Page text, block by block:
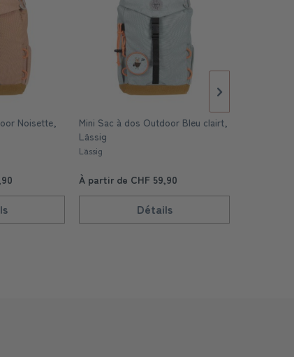
Noisette,
Mini Sac à dos Outdoor Bleu clairt,
Lässig
Lässig
À partir de CHF 59,90
Détails